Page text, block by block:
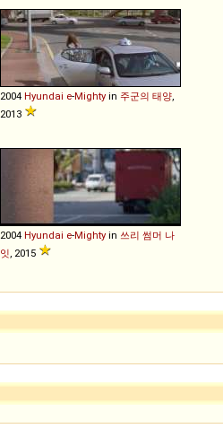
2004 Hyundai e-Mighty in 주군의 태양
2013
2004 Hyundai e-Mighty in 쓰리 썸머 나
잇 , 2015